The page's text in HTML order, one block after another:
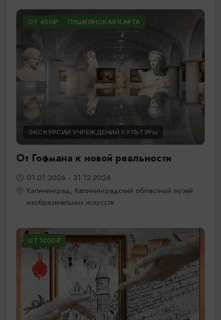
ОТ 450₽ ПУШКИНСКАЯ КАРТА
ЭКСКУРСИИ УЧРЕЖДЕНИЙ КУЛЬТУРЫ
От Гофмана к новой реальности
01.01.2026 - 31.12.2026
Калининград, Калининградский областной музей
изобразительных искусств
ОТ 1200₽